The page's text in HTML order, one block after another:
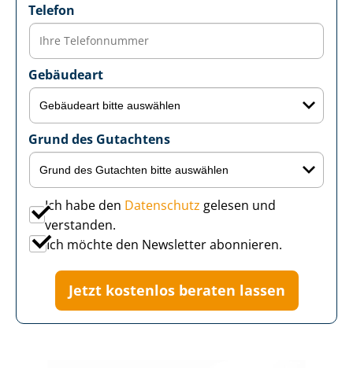
Telefon
Gebäudeart
Grund des Gutachtens
Ich habe den Datenschutz gelesen und
verstanden.
Ich möchte den Newsletter abonnieren.
Jetzt kostenlos beraten lassen